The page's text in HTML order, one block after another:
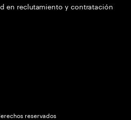
en reclutamiento y contratación
reservados